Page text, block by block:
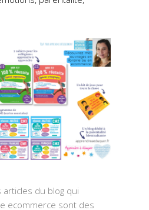
du blog qui
ecommerce sont des